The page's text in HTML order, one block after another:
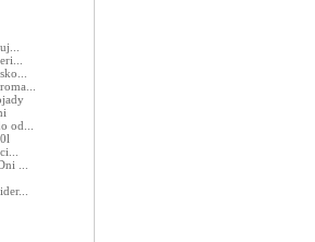
od...
...